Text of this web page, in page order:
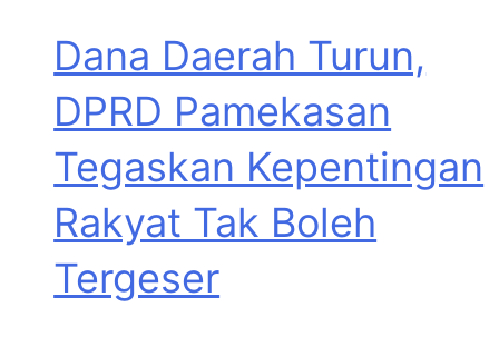
Dana Daerah Turun,
DPRD Pamekasan
Tegaskan Kepentingan
Rakyat Tak Boleh
Tergeser